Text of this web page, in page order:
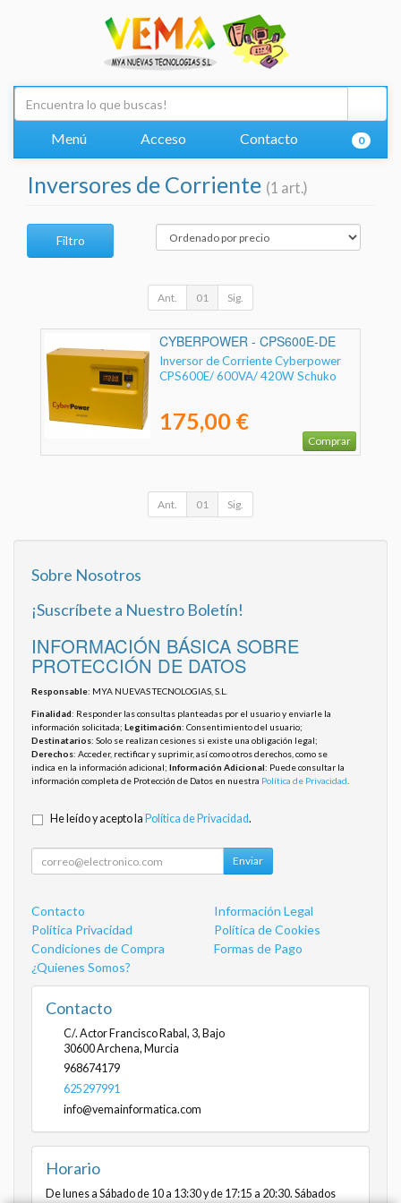
Menú Acceso Contacto 0
Inversores de Corriente (1 art.)
Filtro
Ant. 01 Sig.
CYBERPOWER - CPS600E-DE
Inversor de Corriente Cyberpower
CPS600E/ 600VA/ 420W Schuko
175,00 €
Comprar
Ant. 01 Sig.
Sobre Nosotros
¡Suscríbete a Nuestro Boletín!
INFORMACIÓN BÁSICA SOBRE
PROTECCIÓN DE DATOS
Responsable: MYA NUEVAS TECNOLOGIAS, S.L.
Finalidad: Responder las consultas planteadas por el usuario y enviarle la
información solicitada; Legitimación: Consentimiento del usuario;
Destinatarios: Solo se realizan cesiones si existe una obligación legal;
Derechos: Acceder, rectificar y suprimir, así como otros derechos, como se
indica en la información adicional; Información Adicional: Puede consultar la
información completa de Protección de Datos en nuestra Política de Privacidad
He leído y acepto la Política de Privacidad.
Enviar
Contacto
Información Legal
Política Privacidad
Política de Cookies
Condiciones de Compra
Formas de Pago
¿Quienes Somos?
Contacto
C/. Actor Francisco Rabal, 3, Bajo
30600Archena, Murcia
968674179
625297991
info@vemainformatica.com
Horario
De lunes a Sábado de 10 a 13:30 y de 17:15 a 20:30. Sábados